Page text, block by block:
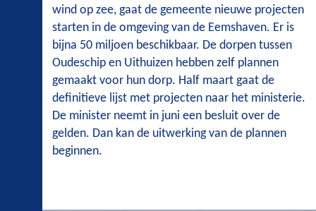
wind op zee, gaat de gemeente nieuwe projecten
starten in de omgeving van de Eemshaven. Er is
bijna 50 miljoen beschikbaar. De dorpen tussen
Oudeschip en Uithuizen hebben zelf plannen
gemaakt voor hun dorp. Half maart gaat de
definitieve lijst met projecten naar het ministerie.
De minister neemt in juni een besluit over de
gelden. Dan kan de uitwerking van de plannen
beginnen.